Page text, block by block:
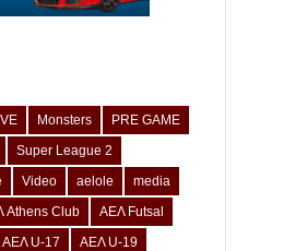
Monsters
PRE GAME
Super League 2
Video aelole
media
Athens Club
ΑΕΛ Futsal
ΑΕΛ U-17
ΑΕΛ U-19